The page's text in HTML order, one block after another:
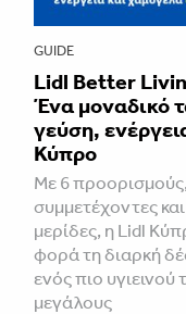
GUIDE
Lidl Better
Ένα μοναδικό
γεύση,
Κύπρο
Με 6
συμμετέχοντες
μερίδες, η Lidl
φορά τη διαρκή
ενός πιο υγιεινού
μεγάλους